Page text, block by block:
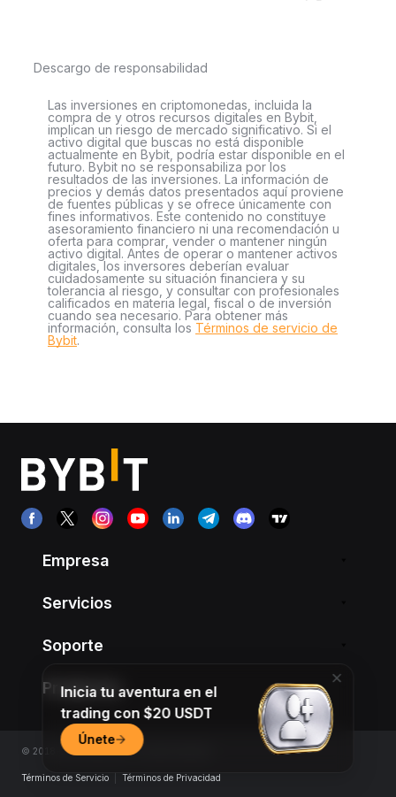
Descargo de responsabilidad
Las inversiones en criptomonedas, incluida la
compra de y otros recursos digitales en Bybit,
implican un riesgo de mercado significativo. Si el
activo digital que buscas no está disponible
actualmente en Bybit, podría estar disponible en el
futuro. Bybit no se responsabiliza por los
resultados de las inversiones. La información de
precios y demás datos presentados aquí proviene
de fuentes públicas y se ofrece únicamente con
fines informativos. Este contenido no constituye
asesoramiento financiero ni una recomendación u
oferta para comprar, vender o mantener ningún
activo digital. Antes de operar o mantener activos
digitales, los inversores deberían evaluar
cuidadosamente su situación financiera y su
tolerancia al riesgo, y consultar con profesionales
calificados en materia legal, fiscal o de inversión
cuando sea necesario. Para obtener más
información, consulta los Términos de servicio de
Bybit.
Empresa
Servicios
Soporte
Productos
© 2018-2026 Bybit.com. All rights reserved.
Términos de Servicio Términos de Privacidad
Inicia tu aventura en el
trading con $20 USDT
Únete